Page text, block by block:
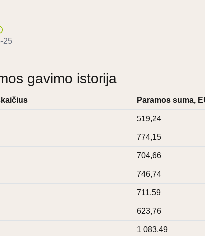
25
gavimo istorija
Paramos suma,
519,24
774,15
704,66
746,74
711,59
623,76
1 083,49